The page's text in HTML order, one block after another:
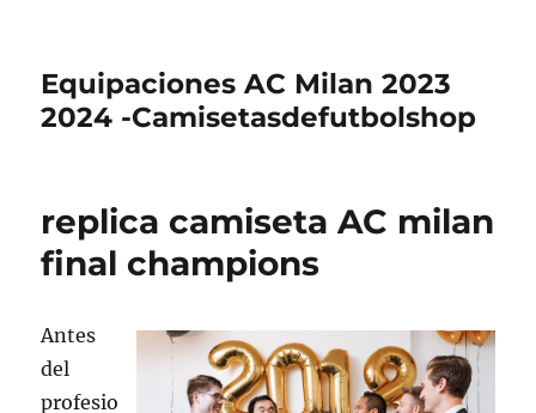
Equipaciones AC Milan 2023
2024 -Camisetasdefutbolshop
replica camiseta AC milan
final champions
Antes
del
profesio